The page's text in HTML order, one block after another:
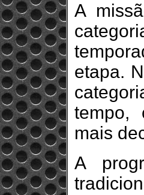
A
etapa.
tempo,
mais
A